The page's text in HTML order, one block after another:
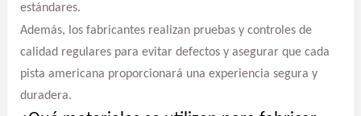
estándares.
Además, los fabricantes realizan pruebas y controles de
calidad regulares para evitar defectos y asegurar que cada
pista americana proporcionará una experiencia segura y
duradera.